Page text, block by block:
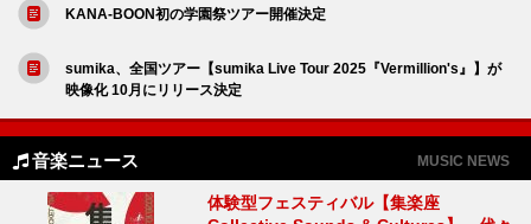
KANA-BOON初の学園祭ツアー開催決定
sumika、全国ツアー【sumika Live Tour 2025『Vermillion's』】が
映像化 10月にリリース決定
音楽ニュース MUSIC NEWS
体験型フェスティバル【集楽座